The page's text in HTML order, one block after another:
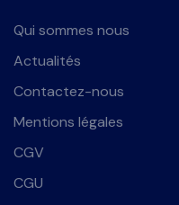
Qui sommes nous
Actualités
Contactez-nous
Mentions légales
CGV
CGU